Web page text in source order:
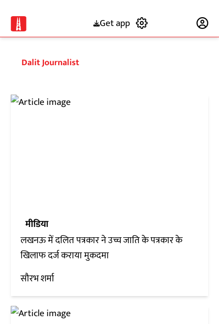
Get app
Dalit Journalist
मीडिया
लखनऊ में दलित पत्रकार ने उच्च जाति के पत्रकार के
खिलाफ दर्ज कराया मुकदमा
सौरभ शर्मा